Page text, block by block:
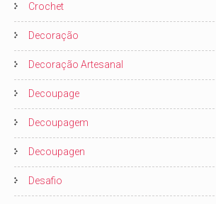
Crochet
Decoração
Decoração Artesanal
Decoupage
Decoupagem
Decoupagen
Desafio